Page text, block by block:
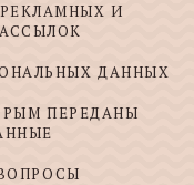
И
ДАННЫХ
ПЕРЕДАНЫ